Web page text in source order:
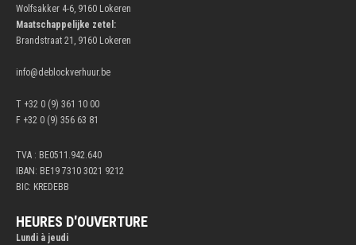
Wolfsakker 4-6, 9160 Lokeren
Maatschappelijke zetel:
Brandstraat 21, 9160 Lokeren
info@deblockverhuur.be
T +32 0 (9) 361 10 00
F +32 0 (9) 356 63 81
TVA : BE0511.942.640
IBAN: BE19 7310 3021 9212
BIC: KREDEBB
HEURES D'OUVERTURE
Lundi à jeudi